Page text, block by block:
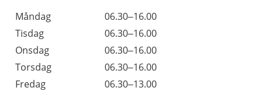
Måndag
06.30–16.00
Tisdag
06.30–16.00
Onsdag
06.30–16.00
Torsdag
06.30–16.00
Fredag
06.30–13.00